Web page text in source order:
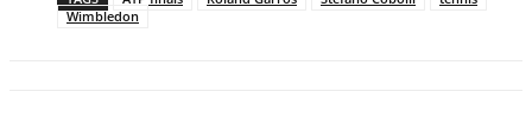
Wimbledon